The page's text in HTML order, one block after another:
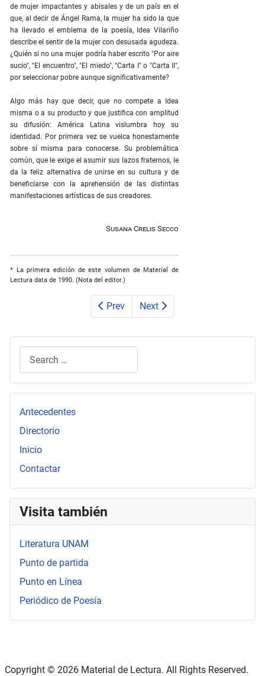
de mujer impactantes y abisales y de un país en el
que, al decir de Ángel Rama, la mujer ha sido la que
ha llevado el emblema de la poesía, Idea Vilariño
describe el sentir de la mujer con desusada agudeza.
¿Quién si no una mujer podría haber escrito "Por aire
sucio", "El encuentro", "El miedo", "Carta I" o "Carta II",
por seleccionar pobre aunque significativamente?
Algo más hay que decir, que no compete a Idea
misma o a su producto y que justifica con amplitud
su difusión: América Latina vislumbra hoy su
identidad. Por primera vez se vuelca honestamente
sobre sí misma para conocerse. Su problemática
común, que le exige el asumir sus lazos fraternos, le
da la feliz alternativa de unirse en su cultura y de
beneficiarse con la aprehensión de las distintas
manifestaciones artísticas de sus creadores.
Susana Crelis Secco
* La primera edición de este volumen de Material de
Lectura data de 1990. (Nota del editor.)
Prev Next
Antecedentes
Directorio
Inicio
Contactar
Visita también
Literatura UNAM
Punto de partida
Punto en Línea
Periódico de Poesía
Copyright © 2026 Material de Lectura. All Rights Reserved.